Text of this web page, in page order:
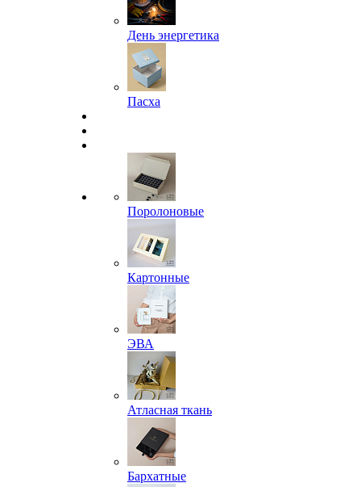
День энергетика
Пасха
Поролоновые
Картонные
ЭВА
Атласная ткань
Бархатные